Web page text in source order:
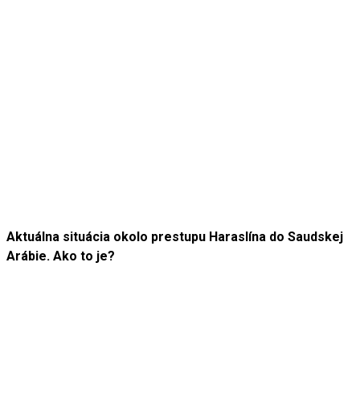
Aktuálna situácia okolo prestupu Haraslína do Saudskej
Arábie. Ako to je?